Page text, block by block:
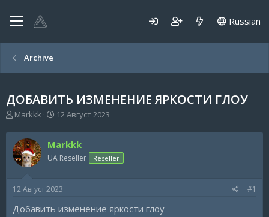
Russian
Archive
ДОБАВИТЬ ИЗМЕНЕНИЕ ЯРКОСТИ ГЛОУ
А
т
о
р
т
м
Markkk
Д
т
а
н
а
а
12 Август 2023
Markkk
UA Reseller Reseller
12 Август 2023 #1
Добавить изменение яркости глоу